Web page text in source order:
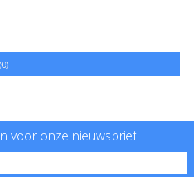
voor onze nieuwsbrief